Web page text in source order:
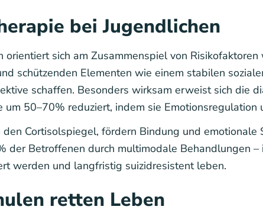
bei Jugendlichen
orientiert sich am Zusammenspiel von
schützenden Elementen wie einem stabilen
schaffen. Besonders wirksam erweist sich die
um 50–70% reduziert, indem sie
den Cortisolspiegel, fördern Bindung und
der Betroffenen durch multimodale Behandlungen
werden und langfristig suizidresistent leben.
retten Leben